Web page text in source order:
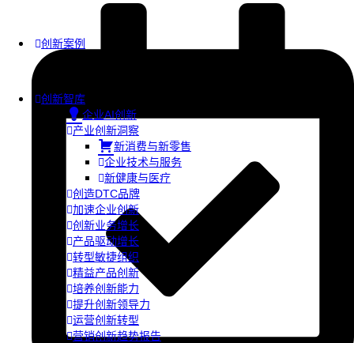
创新案例
创新智库
企业AI创新
产业创新洞察
新消费与新零售
企业技术与服务
新健康与医疗
创造DTC品牌
加速企业创新
创新业务增长
产品驱动增长
转型敏捷组织
精益产品创新
培养创新能力
提升创新领导力
运营创新转型
营销创新趋势报告